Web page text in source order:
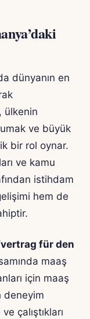
dünyanın en
ülkenin
ve büyük
bir rol oynar.
ve kamu
istihdam
hem de
für den
maaş
için maaş
deneyim
çalıştıkları